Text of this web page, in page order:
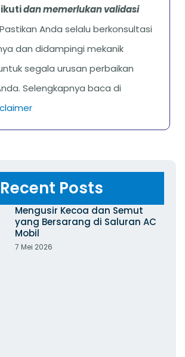
dan memerlukan validasi
Pastikan Anda selalu berkonsultasi
dan didampingi mekanik
segala urusan perbaikan
Selengkapnya baca di
Recent Posts
Mengusir Kecoa dan Semut
yang Bersarang di Saluran AC
Mobil
7 Mei 2026